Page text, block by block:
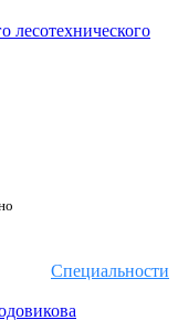
лесотехнического
Специальности